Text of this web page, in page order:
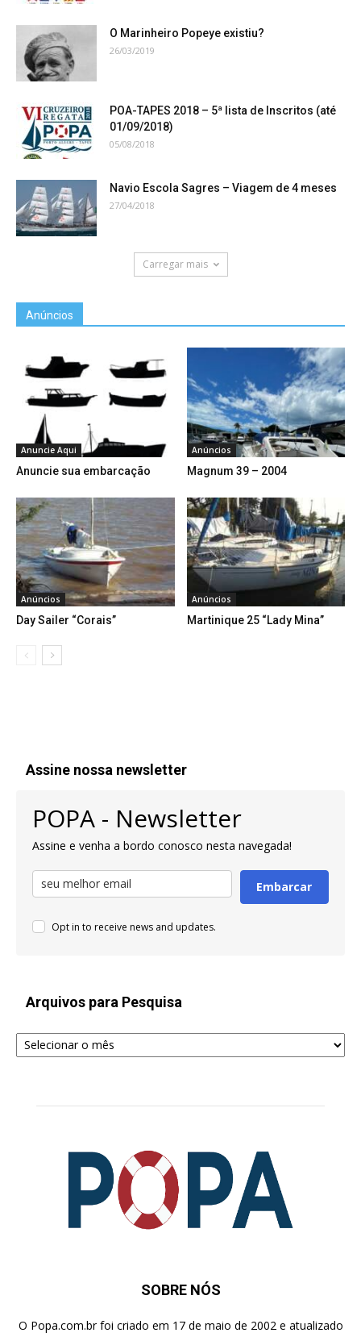
O Marinheiro Popeye existiu?
26/03/2019
POA-TAPES 2018 – 5ª lista de Inscritos (até
01/09/2018)
05/08/2018
Navio Escola Sagres – Viagem de 4 meses
27/04/2018
Carregar mais
Anúncios
Anuncie Aqui
Anuncie sua embarcação
Anúncios
Magnum 39 – 2004
Anúncios
Day Sailer “Corais”
Anúncios
Martinique 25 “Lady Mina”
Assine nossa newsletter
POPA - Newsletter
Assine e venha a bordo conosco nesta navegada!
Embarcar
Opt in to receive news and updates.
Arquivos para Pesquisa
Arquivos
para
SOBRE NÓS
O Popa.com.br foi criado em 17 de maio de 2002 e atualizado